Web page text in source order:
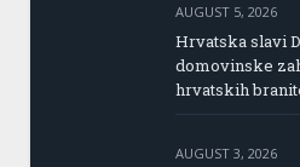
AUGUST 5, 2026
Hrvatska slavi
domovinske
hrvatskih
AUGUST 3, 2026